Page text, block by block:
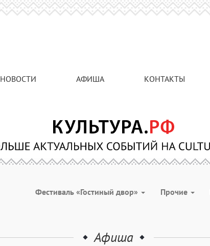
НОВОСТИ АФИША КОНТАКТЫ
Фестиваль «Гостиный двор» Прочие
Афиша